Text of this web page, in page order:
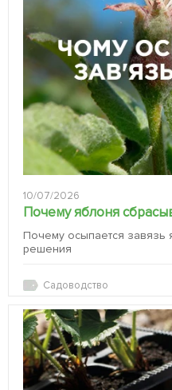
10/07/2026
Почему яблоня
Почему осыпается завязь
решения
Садоводство